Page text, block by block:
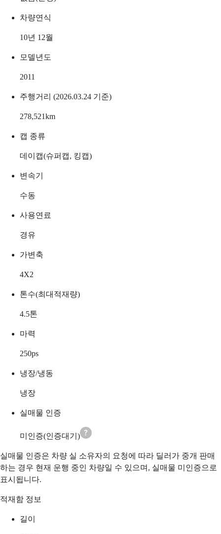
차량연식
10년 12월
모델년도
2011
주행거리 (2026.03.24 기준)
278,521km
캡 종류
데이캡(슈퍼캡, 킹캡)
변속기
수동
사용연료
경유
가변축
4X2
톤수(최대적재량)
4.5톤
마력
250ps
냉장/냉동
냉장
실매물 인증
미인증(인증대기)
실매물 인증은 차량 실 소유자의 요청에 따라 딜러가 중개 판매
하는 경우 현재 운행 중인 차량일 수 있으며, 실매물 미인증으로
표시됩니다.
적재함 정보
길이